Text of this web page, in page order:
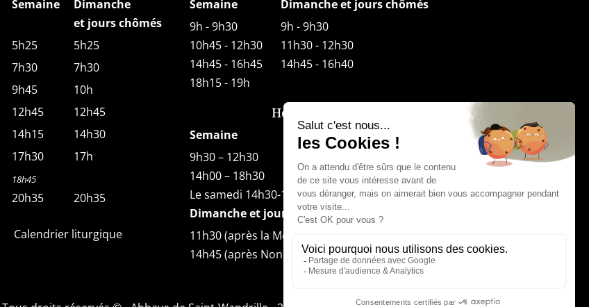
Semaine
Dimanche
et jours chômés
5h25
5h25
7h30
7h30
9h45
10h
12h45
12h45
14h15
14h30
17h30 17h
18h45
20h35 20h35
Calendrier liturgique
Semaine
Dimanche et jours chômés
9h - 9h30
9h - 9h30
10h45 - 12h30
11h30 - 12h30
14h45 - 16h45
14h45 - 16h40
18h15 - 19h
Horaires boutique
Semaine
9h30 – 12h30
14h00 – 18h30
Le samedi 14h30-18h30
Dimanche et jours fériés
11h30 (après la Messe) – 12h30
14h45 (après None) – 18h30